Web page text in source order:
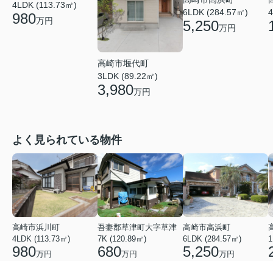
4LDK (113.73㎡)
980万円
高崎市堰代町
3LDK (89.22㎡)
3,980万円
6LDK (284.57㎡)
5,250万円
よく見られている物件
高崎市浜川町
4LDK (113.73㎡)
980万円
吾妻郡草津町大字草津
7K (120.89㎡)
680万円
高崎市高浜町
6LDK (284.57㎡)
5,250万円